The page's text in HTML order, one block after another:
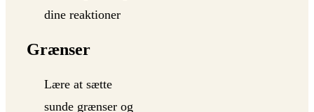
dine reaktioner
Grænser
Lære at sætte
sunde grænser og